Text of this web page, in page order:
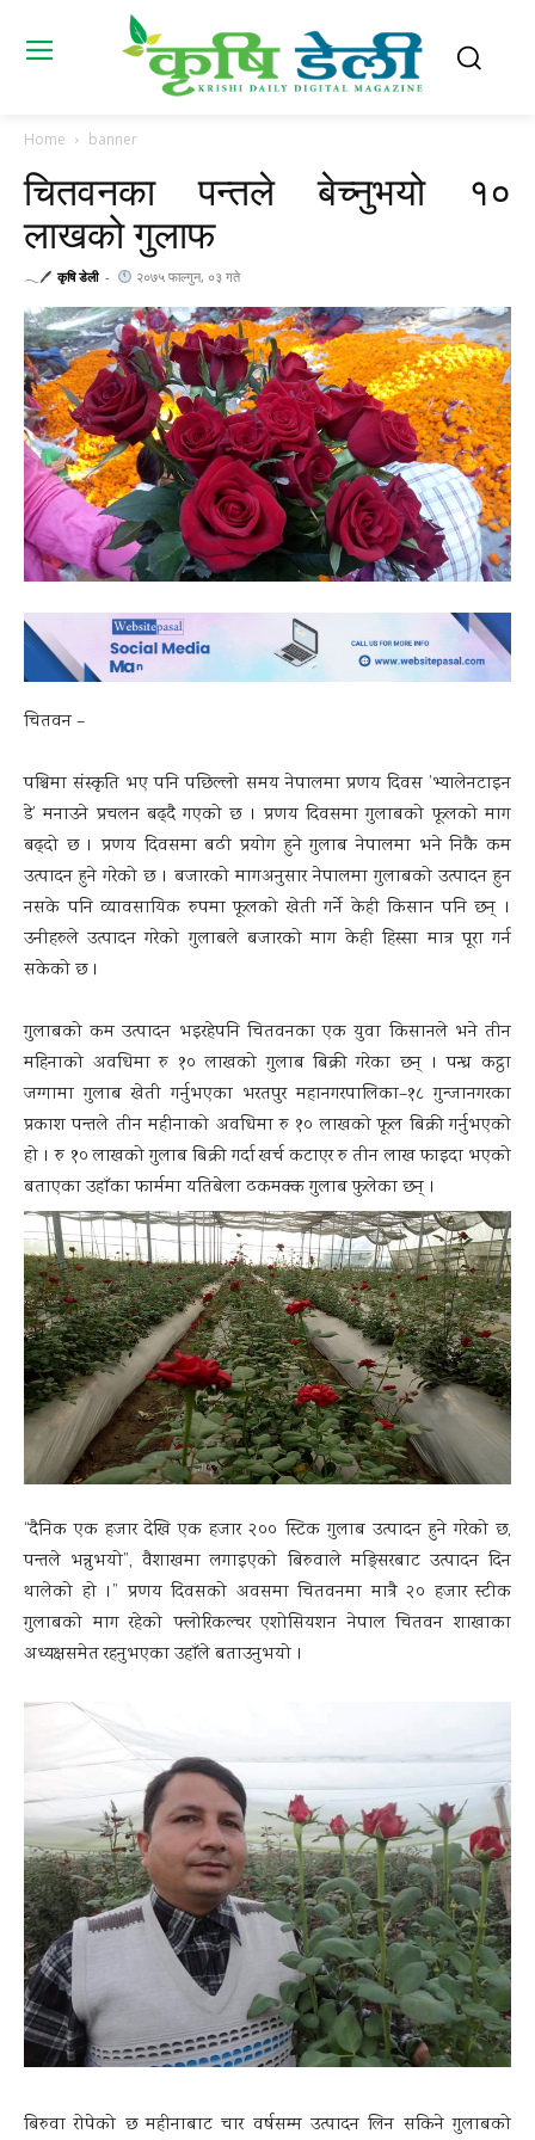
Home banner
चितवनका पन्तले बेच्नुभयो १०
लाखको गुलाफ
𓂃🖊 कृषि डेली - २०७५ फाल्गुन, ०३ गते
चितवन –
पश्चिमा संस्कृति भए पनि पछिल्लो समय नेपालमा प्रणय दिवस ’भ्यालेनटाइन
डे’ मनाउने प्रचलन बढ्दै गएको छ । प्रणय दिवसमा गुलाबको फूलको माग
बढ्दो छ । प्रणय दिवसमा बढी प्रयोग हुने गुलाब नेपालमा भने निकै कम
उत्पादन हुने गरेको छ । बजारको मागअनुसार नेपालमा गुलाबको उत्पादन हुन
नसके पनि व्यावसायिक रुपमा फूलको खेती गर्ने केही किसान पनि छन् ।
उनीहरुले उत्पादन गरेको गुलाबले बजारको माग केही हिस्सा मात्र पूरा गर्न
सकेको छ ।
गुलाबको कम उत्पादन भइरहेपनि चितवनका एक युवा किसानले भने तीन
महिनाको अवधिमा रु १० लाखको गुलाब बिक्री गरेका छन् । पन्ध्र कट्ठा
जग्गामा गुलाब खेती गर्नुभएका भरतपुर महानगरपालिका–१८ गुन्जानगरका
प्रकाश पन्तले तीन महीनाको अवधिमा रु १० लाखको फूल बिक्री गर्नुभएको
हो । रु १० लाखको गुलाब बिक्री गर्दा खर्च कटाएर रु तीन लाख फाइदा भएको
बताएका उहाँका फार्ममा यतिबेला ढकमक्क गुलाब फुलेका छन् ।
“दैनिक एक हजार देखि एक हजार २०० स्टिक गुलाब उत्पादन हुने गरेको छ,
पन्तले भन्नुभयो”, वैशाखमा लगाइएको बिरुवाले मङ्सिरबाट उत्पादन दिन
थालेको हो ।” प्रणय दिवसको अवसमा चितवनमा मात्रै २० हजार स्टीक
गुलाबको माग रहेको फ्लोरिकल्चर एशोसियशन नेपाल चितवन शाखाका
अध्यक्षसमेत रहनुभएका उहाँले बताउनुभयो ।
बिरुवा रोपेको छ महीनाबाट चार वर्षसम्म उत्पादन लिन सकिने गुलाबको